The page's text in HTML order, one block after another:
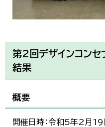
第2回デザインコンセ
結果
概要
開催日時：令和5年2月